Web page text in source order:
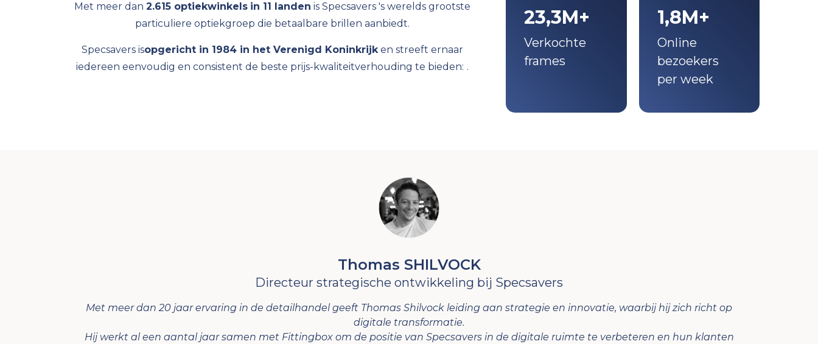
Met meer dan2.615 optiekwinkels in 11 landen isSpecsavers 's werelds grootste
particuliere optiekgroep die betaalbare brillen aanbiedt.
Specsavers isopgericht in 1984 in het Verenigd Koninkrijken streeft ernaar
iedereen eenvoudig en consistent de beste prijs-kwaliteitverhouding te bieden: .
23,3M+
Verkochte
frames
1,8M+
Online
bezoekers
per week
Thomas SHILVOCK
Directeur strategische ontwikkeling bij Specsavers
Met meer dan 20 jaar ervaring in de detailhandel geeft Thomas Shilvock leiding aan strategie en innovatie, waarbij hij zich richt op
digitale transformatie.
Hij werkt al een aantal jaar samen met Fittingbox om de positie van Specsavers in de digitale ruimte te verbeteren en hun klanten